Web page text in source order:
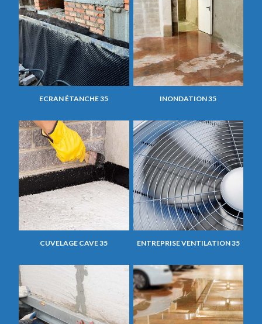
ECRAN ÉTANCHE 35 INONDATION 35
CUVELAGE CAVE 35 ENTREPRISE VENTILATION 35